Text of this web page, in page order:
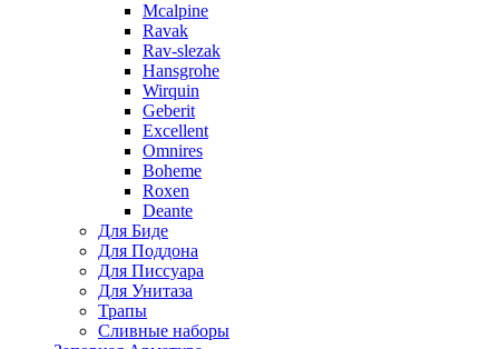
Mcalpine
Ravak
Rav-slezak
Hansgrohe
Wirquin
Geberit
Excellent
Omnires
Boheme
Roxen
Deante
Для Биде
Для Поддона
Для Писсуара
Для Унитаза
Трапы
Сливные наборы